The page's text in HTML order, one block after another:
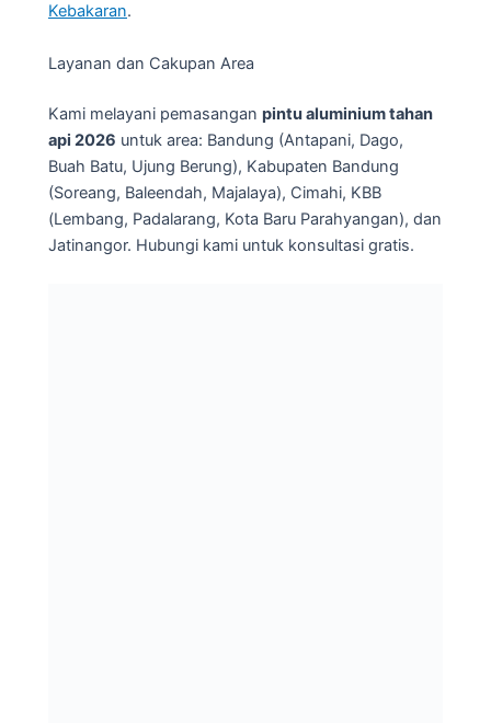
Kebakaran.
Layanan dan Cakupan Area
Kami melayani pemasangan pintu aluminium tahan
api 2026 untuk area: Bandung (Antapani, Dago,
Buah Batu, Ujung Berung), Kabupaten Bandung
(Soreang, Baleendah, Majalaya), Cimahi, KBB
(Lembang, Padalarang, Kota Baru Parahyangan), dan
Jatinangor. Hubungi kami untuk konsultasi gratis.